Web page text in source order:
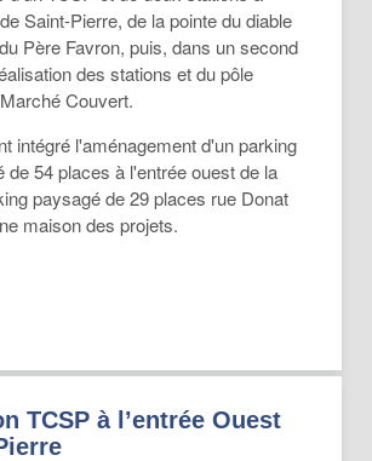
Saint-Pierre, de la pointe du diable
Père Favron, puis, dans un second
des stations et du pôle
Couvert.
intégré l'aménagement d'un parking
de 54 places à l'entrée ouest de la
paysagé de 29 places rue Donat
maison des projets.
TCSP à l’entrée Ouest